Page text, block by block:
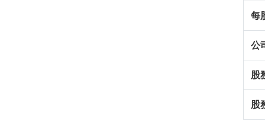
每
公
股
股